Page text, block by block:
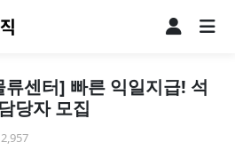
센터] 빠른 익일지급! 석
당자 모집
2,957